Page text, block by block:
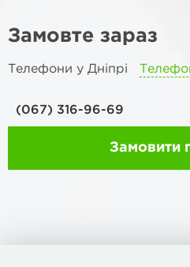
Замовте зараз
Телефони у Дніпрі
(067) 316-96-69
Замовити